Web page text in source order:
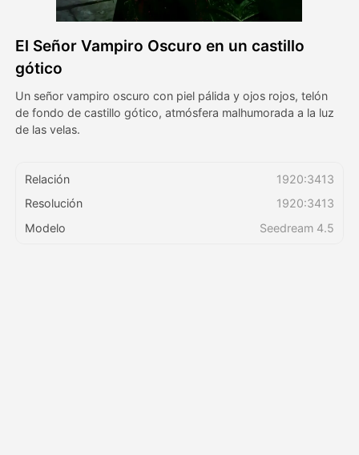
Galería
Blog
Precios
El Señor Vampiro Oscuro en un castillo
gótico
Un señor vampiro oscuro con piel pálida y ojos rojos, telón
de fondo de castillo gótico, atmósfera malhumorada a la luz
de las velas.
Relación
1920:3413
Resolución
1920:3413
Modelo
Seedream 4.5